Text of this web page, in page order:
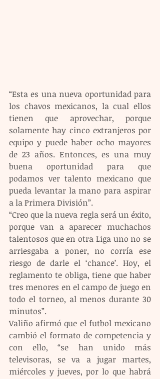
“Esta es una nueva oportunidad para
los chavos mexicanos, la cual ellos
tienen que aprovechar, porque
solamente hay cinco extranjeros por
equipo y puede haber ocho mayores
de 23 años. Entonces, es una muy
buena oportunidad para que
podamos ver talento mexicano que
pueda levantar la mano para aspirar
a la Primera División”.
“Creo que la nueva regla será un éxito,
porque van a aparecer muchachos
talentosos que en otra Liga uno no se
arriesgaba a poner, no corría ese
riesgo de darle el ‘chance’. Hoy, el
reglamento te obliga, tiene que haber
tres menores en el campo de juego en
todo el torneo, al menos durante 30
minutos”.
Valiño afirmó que el futbol mexicano
cambió el formato de competencia y
con ello, “se han unido más
televisoras, se va a jugar martes,
miércoles y jueves, por lo que habrá